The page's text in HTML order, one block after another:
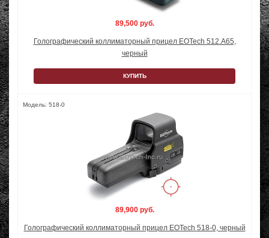
89,500 руб.
Голографический коллиматорный прицел EOTech 512.A65,
черный
КУПИТЬ
Модель: 518-0
89,900 руб.
Голографический коллиматорный прицел EOTech 518-0, черный